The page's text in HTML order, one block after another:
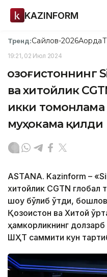
KAZINFORM
Тренд:Сайлов-2026Ақорда
19:21, 02 Июл 2024
Қозоғистоннинг
ва хитойлик
икки
муҳокама қилди
ASTANA. Kazinform –
хитойлик CGTN глобал
шоу бўлиб ўтди,
Қозоғистон ва Хитой
ҳамкорликнинг
ШҲТ саммити кун